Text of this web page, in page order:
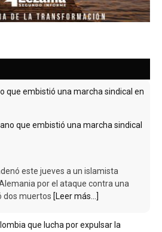
que embistió una marcha sindical en
este jueves a un islamista
por el ataque contra una
dos muertos [Leer más...]
que lucha por expulsar la